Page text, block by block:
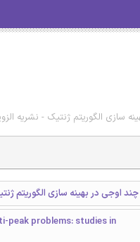
‌سازی الگوریتم ژنتیک - نشریه
اوجی در بهینه ‌سازی الگوریتم
peak problems: studies in